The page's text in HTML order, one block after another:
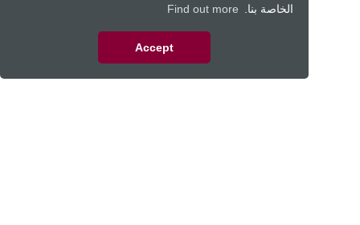
الخاصة بنا.
Find out more
Accept